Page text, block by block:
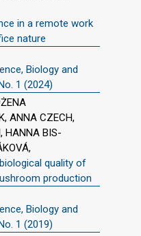
in a remote work
nature
Biology and
1 (2024)
ANNA CZECH,
HANNA BIS-
quality of
production
Biology and
1 (2019)